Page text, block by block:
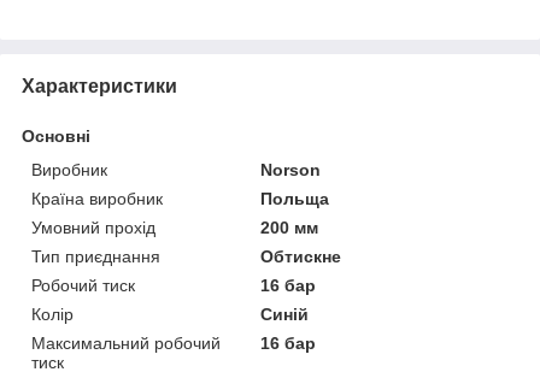
Характеристики
Основні
Виробник
Norson
Країна виробник
Польща
Умовний прохід
200 мм
Тип приєднання
Обтискне
Робочий тиск
16 бар
Колір
Синій
Максимальний робочий
тиск
16 бар